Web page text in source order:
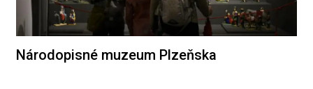
Národopisné muzeum Plzeňska